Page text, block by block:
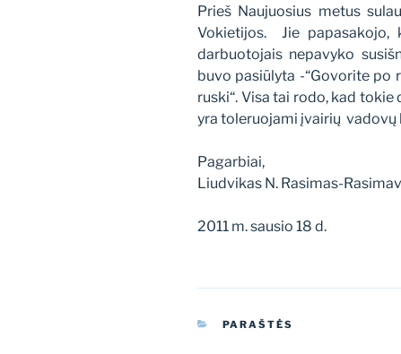
Prieš Naujuosius metus
Vokietijos. Jie papasakojo,
darbuotojais nepavyko
buvo pasiūlyta -“Govorite po
ruski“. Visa tai rodo, kad
yra toleruojami įvairių vadovų
Pagarbiai,
Liudvikas N. Rasimas-
2011 m. sausio 18 d.
KATEGORIJOS
PARAŠTĖS